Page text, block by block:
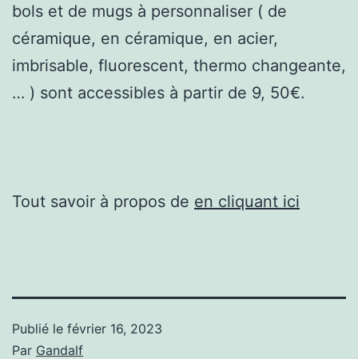
bols et de mugs à personnaliser ( de
céramique, en céramique, en acier,
imbrisable, fluorescent, thermo changeante,
… ) sont accessibles à partir de 9, 50€.
Tout savoir à propos de en cliquant ici
Publié le février 16, 2023
Par Gandalf